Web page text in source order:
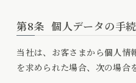
第8条 個人データの手続
当社は、お客さまから個人情
を求められた場合、次の場合